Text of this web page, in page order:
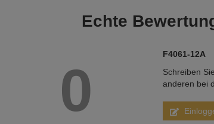
Echte
0
F4061-12A
Schreiben
anderen bei